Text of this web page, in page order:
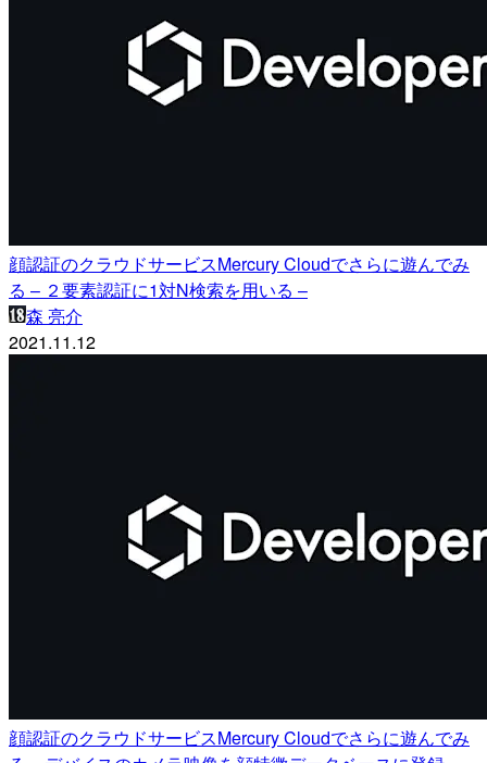
顔認証のクラウドサービスMercury Cloudでさらに遊んでみ
る – ２要素認証に1対N検索を用いる –
森 亮介
2021.11.12
顔認証のクラウドサービスMercury Cloudでさらに遊んでみ